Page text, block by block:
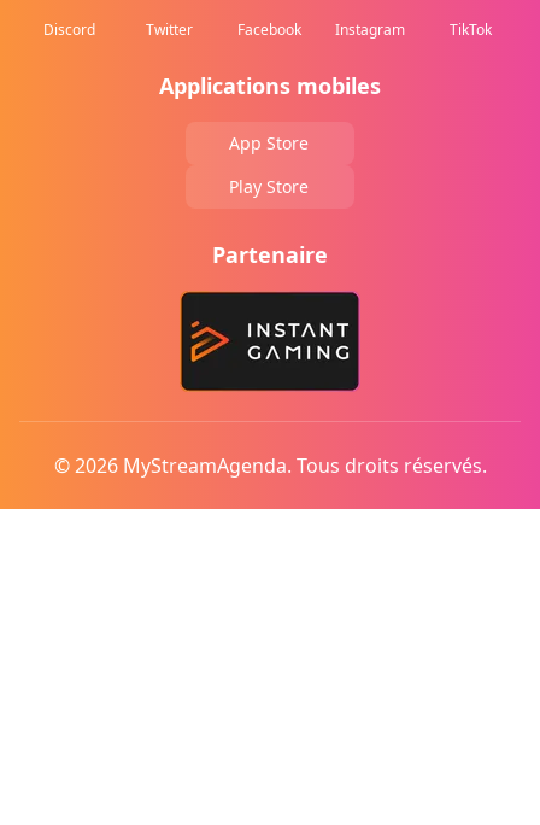
Discord Twitter Facebook Instagram TikTok
Applications mobiles
App Store
Play Store
Partenaire
© 2026 MyStreamAgenda. Tous droits réservés.